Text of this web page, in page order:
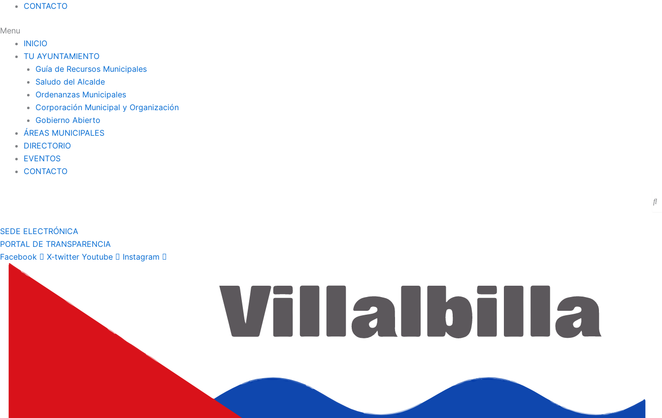
CONTACTO
Menu
INICIO
TU AYUNTAMIENTO
Guía de Recursos Municipales
Saludo del Alcalde
Ordenanzas Municipales
Corporación Municipal y Organización
Gobierno Abierto
ÁREAS MUNICIPALES
DIRECTORIO
EVENTOS
CONTACTO
SEDE ELECTRÓNICA
PORTAL DE TRANSPARENCIA
Facebook
X-twitter Youtube Instagram